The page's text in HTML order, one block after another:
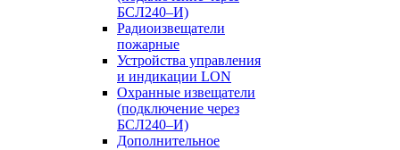
БСЛ240–И)
Радиоизвещатели
пожарные
Устройства управления
и индикации LON
Охранные извещатели
(подключение через
БСЛ240–И)
Дополнительное